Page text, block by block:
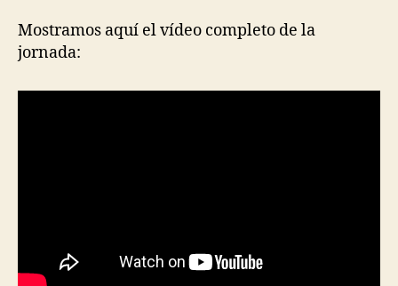
Mostramos aquí el vídeo completo de la
jornada: